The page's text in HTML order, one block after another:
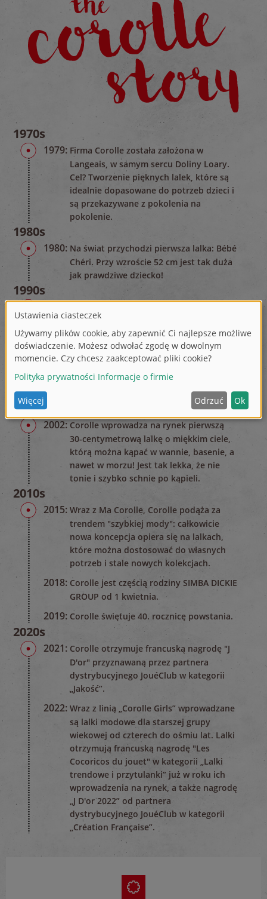
1970s
1979: Firma Corolle została założona w
Langeais, w samym sercu Doliny Loary.
Cel? Tworzenie pięknych lalek, które są
idealnie dopasowane do potrzeb dzieci i
są przekazywane z pokolenia na
pokolenie.
1980s
1980: Na świat przychodzi pierwsza lalka: Bébé
Chéri. Przy wzroście 52 cm jest tak duża
jak prawdziwe dziecko!
1990s
1995:
lalkę Calin o miękkim ciele, która leży i
siedzi dokładnie tak, jak prawdziwe
dziecko.
1998: Corolle zakłada szpital dla lalek: setki
lalek są tu leczone każdego roku
2000s
2002: Corolle wprowadza na rynek pierwszą
30-centymetrową lalkę o miękkim ciele,
którą można kąpać w wannie, basenie, a
nawet w morzu! Jest tak lekka, że nie
tonie i szybko schnie po kąpieli.
2010s
2015: Wraz z Ma Corolle, Corolle podąża za
trendem "szybkiej mody": całkowicie
nowa koncepcja opiera się na lalkach,
które można dostosować do własnych
potrzeb i stale nowych kolekcjach.
2018: Corolle jest częścią rodziny SIMBA DICKIE
GROUP od 1 kwietnia.
2019: Corolle świętuje 40. rocznicę powstania.
2020s
2021: Corolle otrzymuje francuską nagrodę "J
D'or" przyznawaną przez partnera
dystrybucyjnego JouéClub w kategorii
„Jakość”.
2022: Wraz z linią „Corolle Girls” wprowadzane
są lalki modowe dla starszej grupy
wiekowej od czterech do ośmiu lat. Lalki
otrzymują francuską nagrodę "Les
Cocoricos du jouet" w kategorii „Lalki
trendowe i przytulanki” już w roku ich
wprowadzenia na rynek, a także nagrodę
„J D'or 2022” od partnera
dystrybucyjnego JouéClub w kategorii
„Création Française”.